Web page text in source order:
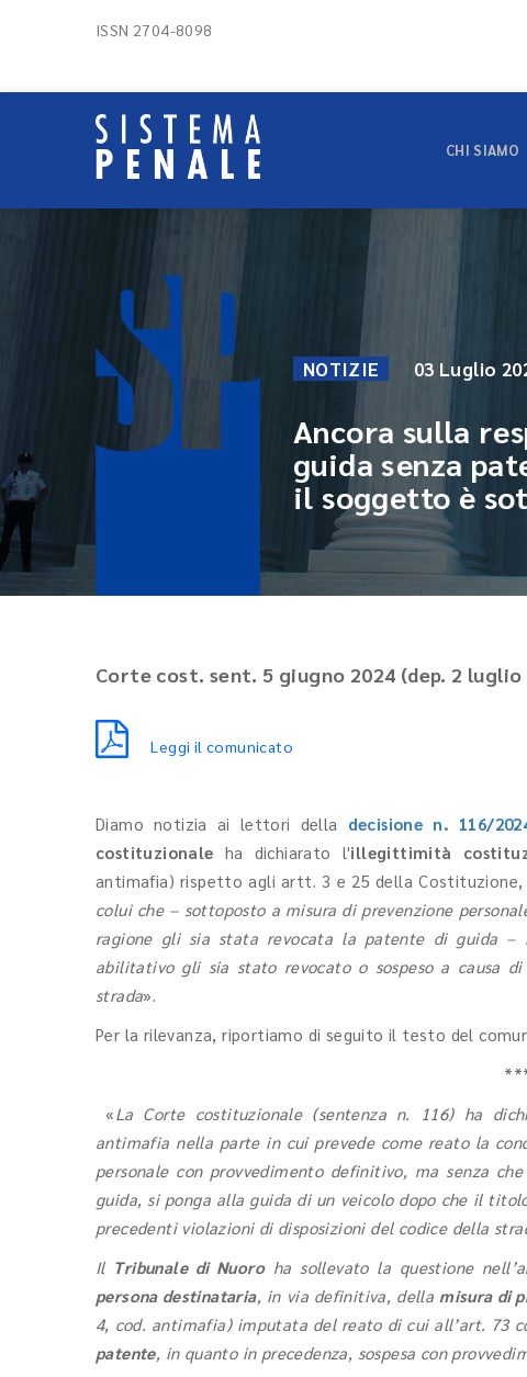
ISSN 2704-8098
CHI SIAMO
NOTIZIE 03 Luglio
Ancora sulla
guida senza
il soggetto è
Corte cost. sent. 5 giugno 2024 (dep. 2
Leggi il comunicato
Diamo notizia ai lettori della decisione n. 116/
costituzionale ha dichiarato l'illegittimità
antimafia) rispetto agli artt. 3 e 25 della Costituzione,
colui che – sottoposto a misura di prevenzione
ragione gli sia stata revocata la patente di guida
abilitativo gli sia stato revocato o sospeso a causa
strada».
Per la rilevanza, riportiamo di seguito il testo del
«La Corte costituzionale (sentenza n. 116) ha
antimafia nella parte in cui prevede come reato la
personale con provvedimento definitivo, ma senza
guida, si ponga alla guida di un veicolo dopo che il
precedenti violazioni di disposizioni del codice della
Il Tribunale di Nuoroha sollevato la questione
persona destinataria, in via definitiva, della misura di
4, cod. antimafia) imputata del reato di cui all’art. 73
patente, in quanto in precedenza, sospesa con